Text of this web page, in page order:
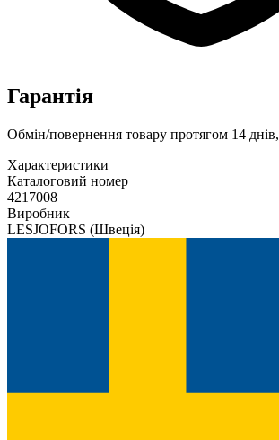
Гарантія
Обмін/повернення товару протягом 14 днів,
Характеристики
Каталоговий номер
4217008
Виробник
LESJOFORS (Швеція)